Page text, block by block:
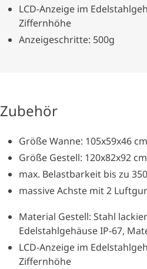
LCD-Anzeige im
Ziffernhöhe
Anzeigeschritte: 500g
Zubehör
Größe Wanne: 105x59x46
Größe Gestell: 120x82x92
max. Belastbarkeit bis zu
massive Achste mit 2
Material Gestell: Stahl
Edelstahlgehäuse IP-67,
LCD-Anzeige im
Ziffernhöhe